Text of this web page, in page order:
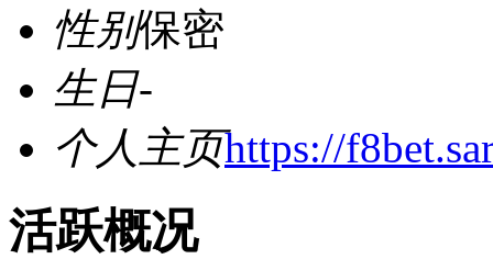
性别保密
生日-
个人主页https://
活跃概况